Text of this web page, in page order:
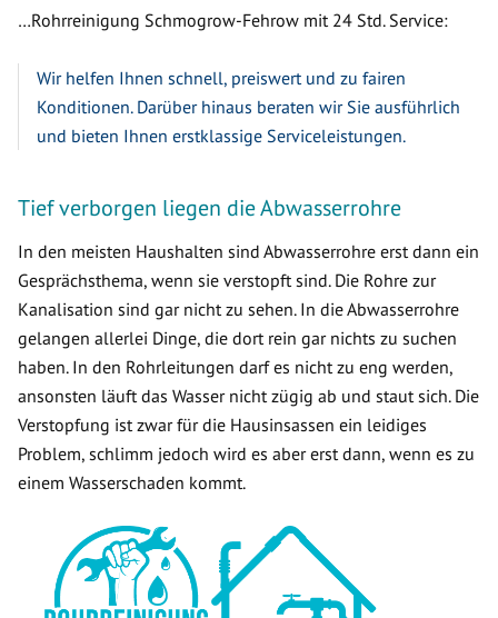
…Rohrreinigung Schmogrow-Fehrow mit 24 Std. Service:
Wir helfen Ihnen schnell, preiswert und zu fairen
Konditionen. Darüber hinaus beraten wir Sie ausführlich
und bieten Ihnen erstklassige Serviceleistungen.
Tief verborgen liegen die Abwasserrohre
In den meisten Haushalten sind Abwasserrohre erst dann ein
Gesprächsthema, wenn sie verstopft sind. Die Rohre zur
Kanalisation sind gar nicht zu sehen. In die Abwasserrohre
gelangen allerlei Dinge, die dort rein gar nichts zu suchen
haben. In den Rohrleitungen darf es nicht zu eng werden,
ansonsten läuft das Wasser nicht zügig ab und staut sich. Die
Verstopfung ist zwar für die Hausinsassen ein leidiges
Problem, schlimm jedoch wird es aber erst dann, wenn es zu
einem Wasserschaden kommt.